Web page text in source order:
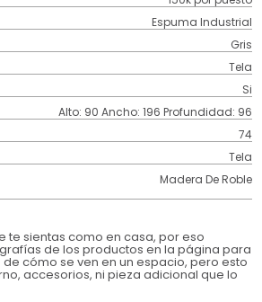
Espuma Industrial
Gris
Tela
Si
Alto: 90 Ancho: 196 Profundidad: 96
74
Tela
Madera De Roble
te sientas como en casa, por eso
de los productos en la página para
cómo se ven en un espacio, pero esto
accesorios, ni pieza adicional que lo